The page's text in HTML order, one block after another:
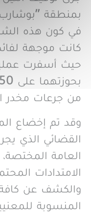
بمنطقة "بوشارب-
في كون هذه
كانت موجهة
حيث أسفرت
من جرعات مخدر
وقد تم إخضاع
القضائي الذي
العامة
الامتدادات
والكشف عن كافة
المنسوبة